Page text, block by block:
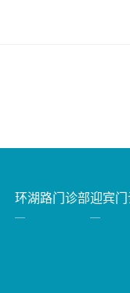
环湖路门诊部迎宾门